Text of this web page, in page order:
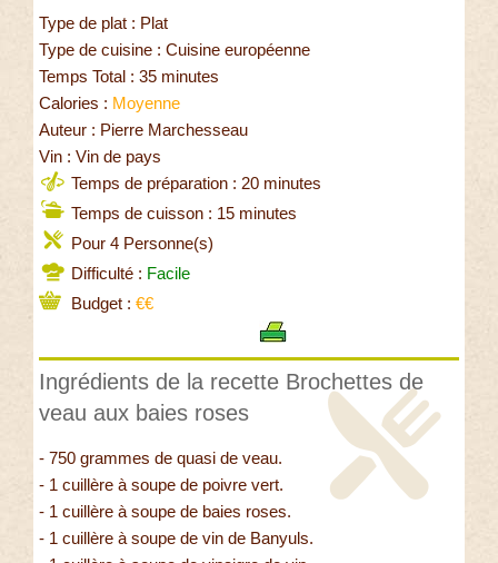
Type de plat : Plat
Type de cuisine : Cuisine européenne
Temps Total : 35 minutes
Calories : Moyenne
Auteur : Pierre Marchesseau
Vin : Vin de pays
Temps de préparation : 20 minutes
Temps de cuisson : 15 minutes
Pour 4 Personne(s)
Difficulté : Facile
Budget : €€
Ingrédients de la recette Brochettes de
veau aux baies roses
- 750 grammes de quasi de veau.
- 1 cuillère à soupe de poivre vert.
- 1 cuillère à soupe de baies roses.
- 1 cuillère à soupe de vin de Banyuls.